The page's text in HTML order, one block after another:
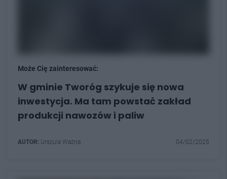
Może Cię zainteresować:
W gminie Tworóg szykuje się nowa
inwestycja. Ma tam powstać zakład
produkcji nawozów i paliw
AUTOR: Urszula Ważna 04/02/2025